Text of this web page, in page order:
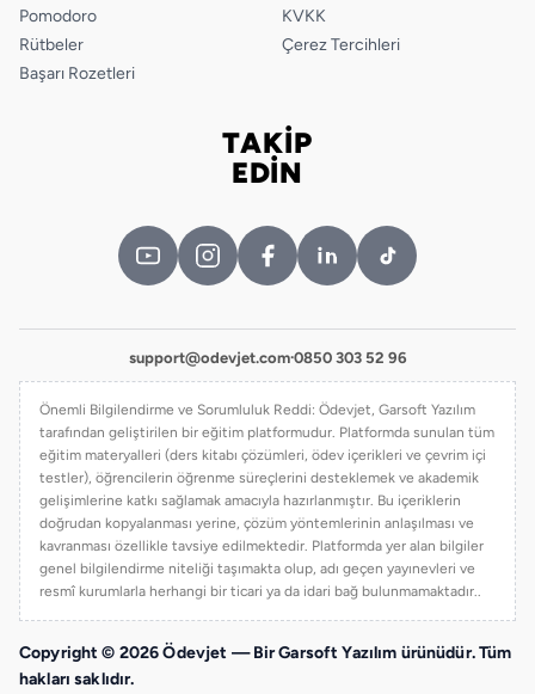
Pomodoro
Rütbeler
Başarı Rozetleri
KVKK
Çerez Tercihleri
TAKİP
EDİN
support@odevjet.com·0850 303 52 96
Önemli Bilgilendirme ve Sorumluluk Reddi: Ödevjet, Garsoft Yazılım
tarafından geliştirilen bir eğitim platformudur. Platformda sunulan tüm
eğitim materyalleri (ders kitabı çözümleri, ödev içerikleri ve çevrim içi
testler), öğrencilerin öğrenme süreçlerini desteklemek ve akademik
gelişimlerine katkı sağlamak amacıyla hazırlanmıştır. Bu içeriklerin
doğrudan kopyalanması yerine, çözüm yöntemlerinin anlaşılması ve
kavranması özellikle tavsiye edilmektedir. Platformda yer alan bilgiler
genel bilgilendirme niteliği taşımakta olup, adı geçen yayınevleri ve
resmî kurumlarla herhangi bir ticari ya da idari bağ bulunmamaktadır..
Copyright © 2026 Ödevjet — Bir Garsoft Yazılım ürünüdür. Tüm
hakları saklıdır.